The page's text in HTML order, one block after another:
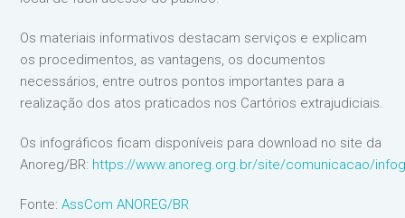
Os materiais informativos destacam serviços e explicam
os procedimentos, as vantagens, os documentos
necessários, entre outros pontos importantes para a
realização dos atos praticados nos Cartórios extrajudiciais.
Os infográficos ficam disponíveis para download no site da
Anoreg/BR: https://www.anoreg.org.br/site/comunicacao/
Fonte:AssCom ANOREG/BR